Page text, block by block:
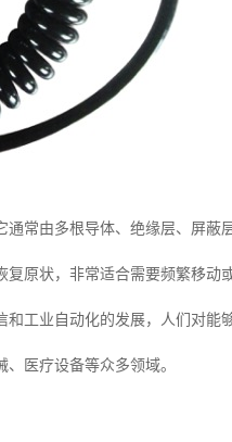
常由多根导体、绝缘层、屏
原状，非常适合需要频繁移动
工业自动化的发展，人们对能
医疗设备等众多领域。